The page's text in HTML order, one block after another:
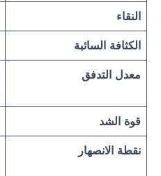
النقاء
الكثافة السائبة
معدل التدفق
قوة الشد
نقطة الانصهار